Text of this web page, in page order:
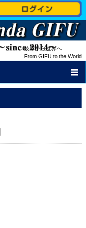
岐阜から世界へ
From GIFU to the World